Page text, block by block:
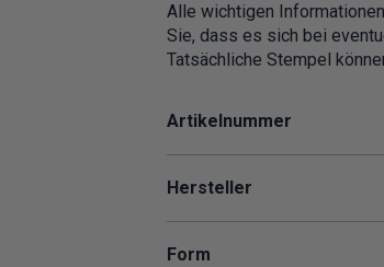
Alle wichtigen
Sie, dass es sich bei
Tatsächliche Stempel
Artikelnummer
Hersteller
Form